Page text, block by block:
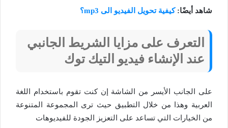
شاهد أيضًا:كيفية تحويل الفيديو الى mp3؟
التعرف على مزايا الشريط الجانبي
عند الإنشاء فيديو التيك توك
على الجانب الأيسر من الشاشة إن كنت تقوم باستخدام اللغة
العربية وهذا من خلال التطبيق حيث ترى المجموعة المتنوعة
من الخيارات التي تساعد على التعزيز الجودة للفيديوهات